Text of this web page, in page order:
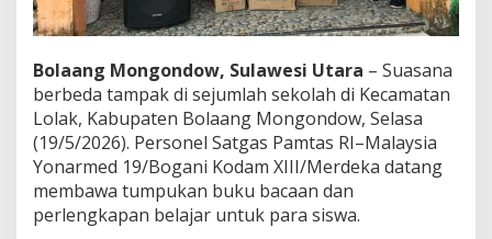
e
d
9
/
B
o
g
a
n
i
B
Bolaang Mongondow, Sulawesi Utara – Suasana
berbeda tampak di sejumlah sekolah di Kecamatan
Lolak, Kabupaten Bolaang Mongondow, Selasa
(19/5/2026). Personel Satgas Pamtas RI–Malaysia
Yonarmed 19/Bogani Kodam XIII/Merdeka datang
membawa tumpukan buku bacaan dan
perlengkapan belajar untuk para siswa.